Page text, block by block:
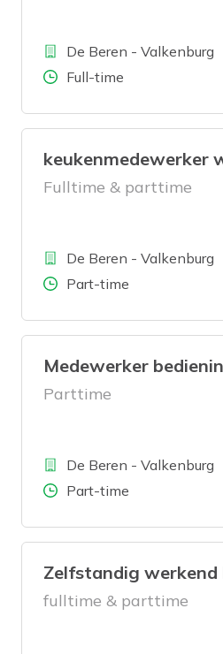
BedrijfDe Beren - Valkenburg
Aantal uren
Full-time
keukenmedewerker
Fulltime & parttime
BedrijfDe Beren - Valkenburg
Aantal uren
Part-time
Medewerker
Parttime
BedrijfDe Beren - Valkenburg
Aantal uren
Part-time
Zelfstandig werkend
fulltime & parttime